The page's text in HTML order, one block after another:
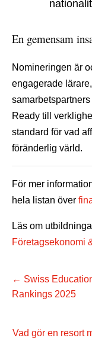
En gemensam
Nomineringen är
engagerade
Ready till
standard för vad
föränderlig värld.
För mer
hela listan över
Läs om
Företagsekonomi
← Swiss
Rankings 2025
Vad gör en resort